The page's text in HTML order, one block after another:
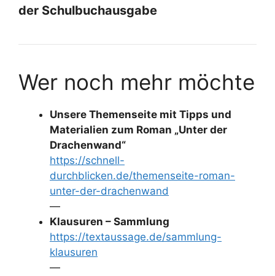
der Schulbuchausgabe
Wer noch mehr möchte
Unsere Themenseite mit Tipps und
Materialien zum Roman „Unter der
Drachenwand“
https://schnell-
durchblicken.de/themenseite-roman-
unter-der-drachenwand
—
Klausuren – Sammlung
https://textaussage.de/sammlung-
klausuren
—